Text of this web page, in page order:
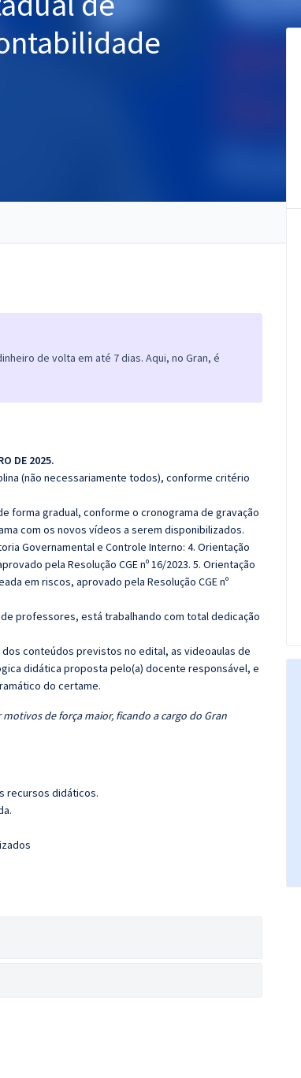
de volta em até 7 dias. Aqui, no Gran, é
DE 2025.
(não necessariamente todos), conforme critério
forma gradual, conforme o cronograma de gravação
com os novos vídeos a serem disponibilizados.
Governamental e Controle Interno: 4. Orientação
pela Resolução CGE nº 16/2023. 5. Orientação
em riscos, aprovado pela Resolução CGE nº
professores, está trabalhando com total dedicação
conteúdos previstos no edital, as videoaulas de
didática proposta pelo(a) docente responsável, e
do certame.
de força maior, ficando a cargo do Gran
recursos didáticos.